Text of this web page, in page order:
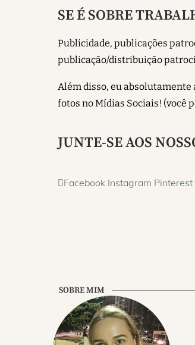
SE É SOBRE
Publicidade, publicações
publicação/distribuição
Além disso, eu absolutamente
fotos no Mídias Sociais! (você
JUNTE-SE AOS
Facebook Instagram Pinterest
SOBRE MIM